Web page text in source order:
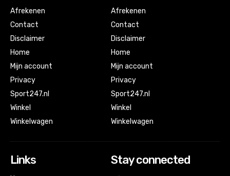
Afrekenen
Contact
Disclaimer
Home
Mijn account
Privacy
Sport247.nl
Winkel
Winkelwagen
Afrekenen
Contact
Disclaimer
Home
Mijn account
Privacy
Sport247.nl
Winkel
Winkelwagen
Links Stay connected